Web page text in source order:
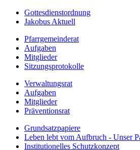
Gottesdienstordnung
Jakobus Aktuell
Pfarrgemeinderat
Aufgaben
Mitglieder
Sitzungsprotokolle
Verwaltungsrat
Aufgaben
Mitglieder
Präventionsrat
Grundsatzpapiere
Leben lebt vom Aufbruch - Unser
Institutionelles Schutzkonzept